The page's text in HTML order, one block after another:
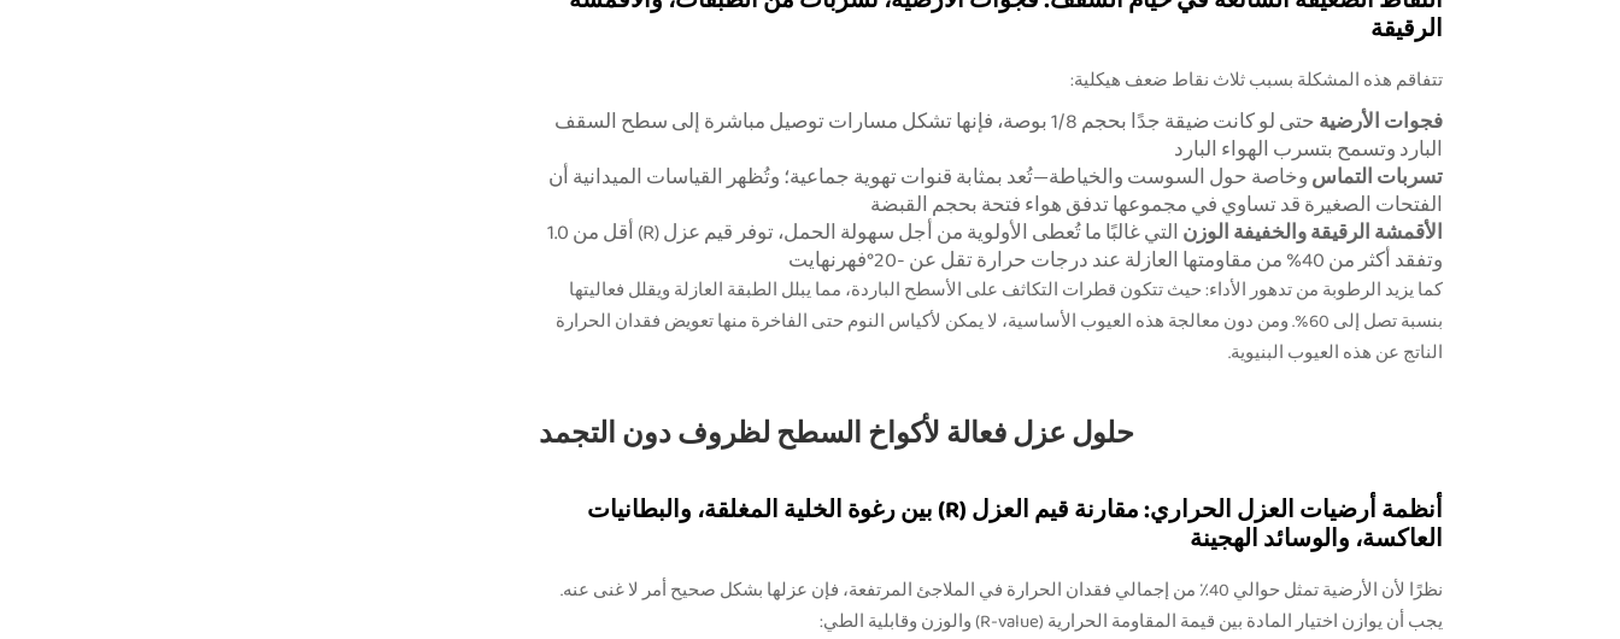
الرقيقة
تتفاقم هذه المشكلة بسبب ثلاث نقاط ضعف هيكلية:
فجوات الأرضية
حتى لو كانت ضيقة جدًا بحجم 1/8 بوصة، فإنها تشكل مسارات توصيل مباشرة إلى سطح السقف
البارد وتسمح بتسرب الهواء البارد
تسربات التماسوخاصة حول السوست والخياطة—تُعد بمثابة قنوات تهوية جماعية؛ وتُظهر القياسات الميدانية أن
الفتحات الصغيرة قد تساوي في مجموعها تدفق هواء فتحة بحجم القبضة
الأقمشة الرقيقة والخفيفة الوزن
التي غالبًا ما تُعطى الأولوية من أجل سهولة الحمل، توفر قيم عزل (R) أقل من 1.0
وتفقد أكثر من 40% من مقاومتها العازلة عند درجات حرارة تقل عن -20°فهرنهايت
كما يزيد الرطوبة من تدهور الأداء: حيث تتكون قطرات التكاثف على الأسطح الباردة، مما يبلل الطبقة العازلة ويقلل فعاليتها
بنسبة تصل إلى 60%. ومن دون معالجة هذه العيوب الأساسية، لا يمكن لأكياس النوم حتى الفاخرة منها تعويض فقدان الحرارة
الناتج عن هذه العيوب البنيوية.
حلول عزل فعالة لأكواخ السطح لظروف دون التجمد
أنظمة أرضيات العزل الحراري: مقارنة قيم العزل (R) بين رغوة الخلية المغلقة، والبطانيات
العاكسة، والوسائد الهجينة
نظرًا لأن الأرضية تمثل حوالي 40٪ من إجمالي فقدان الحرارة في الملاجئ المرتفعة، فإن عزلها بشكل صحيح أمر لا غنى عنه.
يجب أن يوازن اختيار المادة بين قيمة المقاومة الحرارية (R-value) والوزن وقابلية الطي: